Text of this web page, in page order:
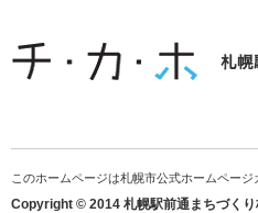
このホームページは札幌市公式ホームペー
Copyright © 2014 札幌駅前通まちづく